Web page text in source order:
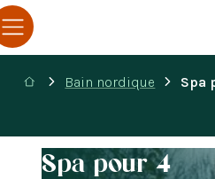
Bain nordique Spa
Spa pour 4